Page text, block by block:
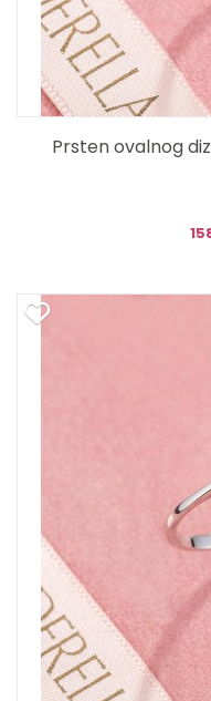
Prsten ovalnog